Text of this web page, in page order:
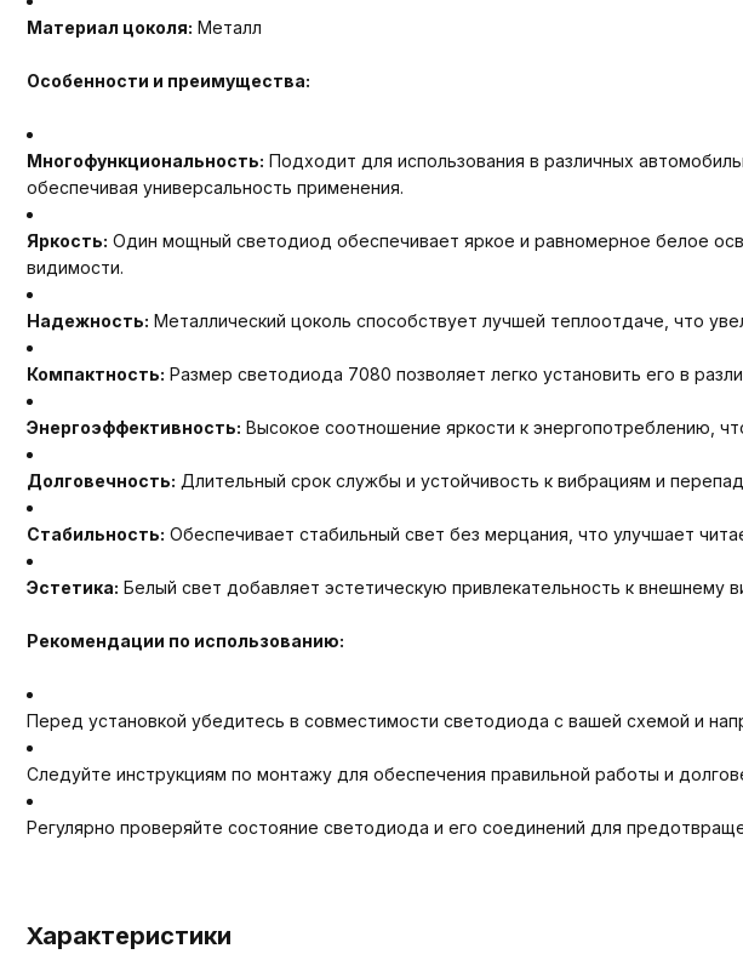
Материал цоколя: Металл
Особенности и преимущества:
Многофункциональность: Подходит для использования в различных
обеспечивая универсальность применения.
Яркость: Один мощный светодиод обеспечивает яркое и равномерное белое
видимости.
Надежность: Металлический цоколь способствует лучшей теплоотдаче, что
Компактность: Размер светодиода 7080 позволяет легко установить его в
Энергоэффективность: Высокое соотношение яркости к энергопотреблению,
Долговечность: Длительный срок службы и устойчивость к вибрациям и
Стабильность: Обеспечивает стабильный свет без мерцания, что улучшает
Эстетика: Белый свет добавляет эстетическую привлекательность к внешнему
Рекомендации по использованию:
Перед установкой убедитесь в совместимости светодиода с вашей схемой и
Следуйте инструкциям по монтажу для обеспечения правильной работы и
Регулярно проверяйте состояние светодиода и его соединений для
Характеристики